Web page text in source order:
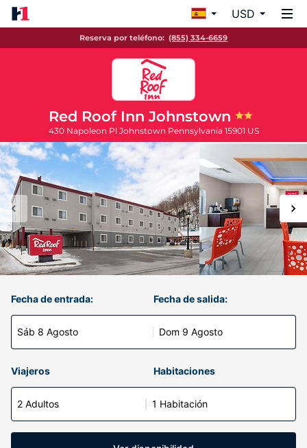
USD
Reserva por teléfono: (855) 334-6659
Red Roof Inn Johnstown
430 Napoleon Pl Johnstown Pennsylvania 15901 US
Fecha de entrada:
Sáb 8 Agosto
Fecha de salida:
Dom 9 Agosto
Viajeros Habitaciones
2 Adultos 1 Habitación